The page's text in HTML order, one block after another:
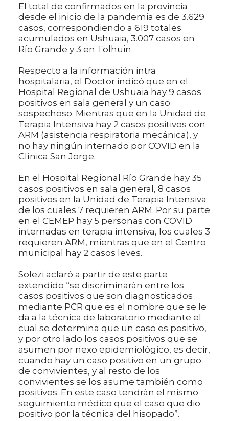
El total de confirmados en la provincia
desde el inicio de la pandemia es de 3.629
casos, correspondiendo a 619 totales
acumulados en Ushuaia, 3.007 casos en
Río Grande y 3 en Tolhuin.
Respecto a la información intra
hospitalaria, el Doctor indicó que en el
Hospital Regional de Ushuaia hay 9 casos
positivos en sala general y un caso
sospechoso. Mientras que en la Unidad de
Terapia Intensiva hay 2 casos positivos con
ARM (asistencia respiratoria mecánica), y
no hay ningún internado por COVID en la
Clínica San Jorge.
En el Hospital Regional Río Grande hay 35
casos positivos en sala general, 8 casos
positivos en la Unidad de Terapia Intensiva
de los cuales 7 requieren ARM. Por su parte
en el CEMEP hay 5 personas con COVID
internadas en terapia intensiva, los cuales 3
requieren ARM, mientras que en el Centro
municipal hay 2 casos leves.
Solezi aclaró a partir de este parte
extendido “se discriminarán entre los
casos positivos que son diagnosticados
mediante PCR que es el nombre que se le
da a la técnica de laboratorio mediante el
cual se determina que un caso es positivo,
y por otro lado los casos positivos que se
asumen por nexo epidemiológico, es decir,
cuando hay un caso positivo en un grupo
de convivientes, y al resto de los
convivientes se los asume también como
positivos. En este caso tendrán el mismo
seguimiento médico que el caso que dio
positivo por la técnica del hisopado”.